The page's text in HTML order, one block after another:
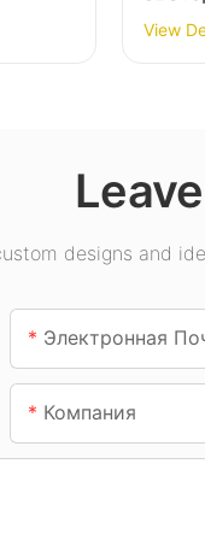
и т.
и
View
designs and
Электронная
Компания